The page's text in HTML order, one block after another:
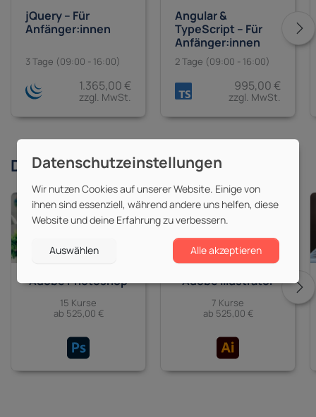
jQuery – Für
Anfänger:innen
3 Tage (09:00 - 16:00)
1.365,00 €
zzgl. MwSt.
Angular &
TypeScript – Für
Anfänger:innen
2 Tage (09:00 - 16:00)
995,00 €
zzgl. MwSt.
Derzeit beliebteThemen
Adobe Photoshop
15 Kurse
ab 525,00 €
Adobe Illustrator
7 Kurse
ab 525,00 €
Wir nutzen Cookies auf unserer Website. Einige von
ihnen sind essenziell, während andere uns helfen, diese
Website und deine Erfahrung zu verbessern.
Auswählen Alle akzeptieren